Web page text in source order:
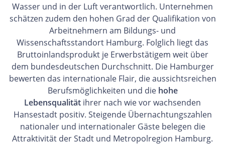
Wasser und in der Luft verantwortlich. Unternehmen
schätzen zudem den hohen Grad der Qualifikation von
Arbeitnehmern am Bildungs- und
Wissenschaftsstandort Hamburg. Folglich liegt das
Bruttoinlandsprodukt je Erwerbstätigem weit über
dem bundesdeutschen Durchschnitt. Die Hamburger
bewerten das internationale Flair, die aussichtsreichen
Berufsmöglichkeiten und die hohe
Lebensqualität ihrer nach wie vor wachsenden
Hansestadt positiv. Steigende Übernachtungszahlen
nationaler und internationaler Gäste belegen die
Attraktivität der Stadt und Metropolregion Hamburg.